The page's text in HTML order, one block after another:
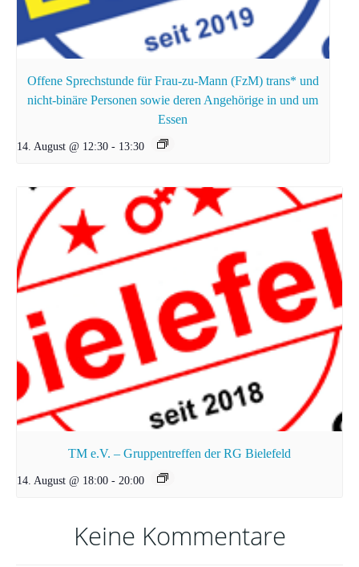
Offene Sprechstunde für Frau-zu-Mann (FzM) trans* und
nicht-binäre Personen sowie deren Angehörige in und um
Essen
14. August @ 12:30 - 13:30
TM e.V. – Gruppentreffen der RG Bielefeld
14. August @ 18:00 - 20:00
Keine Kommentare